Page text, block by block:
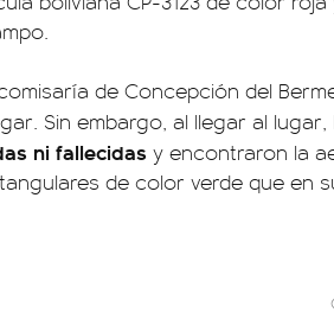
de Concepción del
Sin embargo, al llegar al
ni fallecidas y encontraron la
de color verde que en